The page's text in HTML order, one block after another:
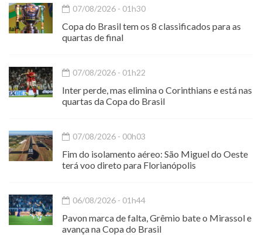
07/08/2026 - 01h30
Copa do Brasil tem os 8 classificados para as
quartas de final
07/08/2026 - 01h22
Inter perde, mas elimina o Corinthians e está nas
quartas da Copa do Brasil
07/08/2026 - 00h03
Fim do isolamento aéreo: São Miguel do Oeste
terá voo direto para Florianópolis
06/08/2026 - 01h44
Pavon marca de falta, Grêmio bate o Mirassol e
avança na Copa do Brasil